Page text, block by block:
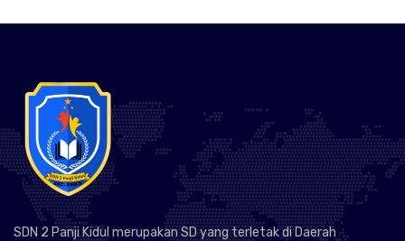
SDN 2 Panji Kidul merupakan SD yang terletak di Daerah